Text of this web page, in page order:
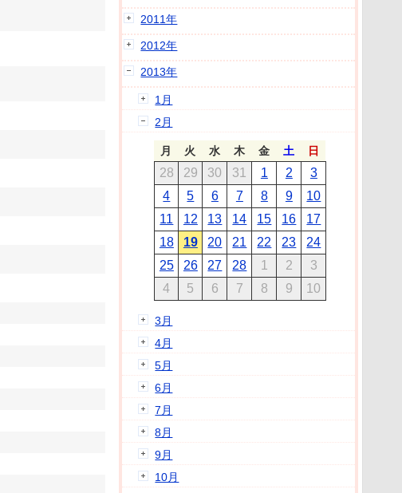
2011年
2012年
2013年
1月
2月
月 火 水 木 金 土 日
28 29 30 31 1 2
3
4
5 6 7 8 9
10
11
12 13 14 15 16
17
18
19 20 21 22 23
24
25
26 27 28 1 2
3
4
5 6 7 8 9 10
3月
4月
5月
6月
7月
8月
9月
10月